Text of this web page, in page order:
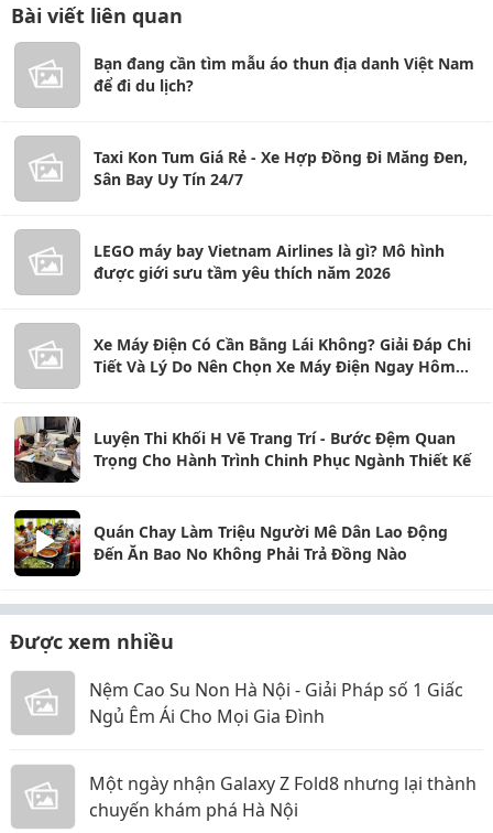
Bài viết liên quan
Bạn đang cần tìm mẫu áo thun địa danh Việt Nam
để đi du lịch?
Taxi Kon Tum Giá Rẻ - Xe Hợp Đồng Đi Măng Đen,
Sân Bay Uy Tín 24/7
LEGO máy bay Vietnam Airlines là gì? Mô hình
được giới sưu tầm yêu thích năm 2026
Xe Máy Điện Có Cần Bằng Lái Không? Giải Đáp Chi
Tiết Và Lý Do Nên Chọn Xe Máy Điện Ngay Hôm
Luyện Thi Khối H Vẽ Trang Trí - Bước Đệm Quan
Trọng Cho Hành Trình Chinh Phục Ngành Thiết Kế
Quán Chay Làm Triệu Người Mê Dân Lao Động
Đến Ăn Bao No Không Phải Trả Đồng Nào
Được xem nhiều
Nệm Cao Su Non Hà Nội - Giải Pháp số 1 Giấc
Ngủ Êm Ái Cho Mọi Gia Đình
Một ngày nhận Galaxy Z Fold8 nhưng lại thành
chuyến khám phá Hà Nội